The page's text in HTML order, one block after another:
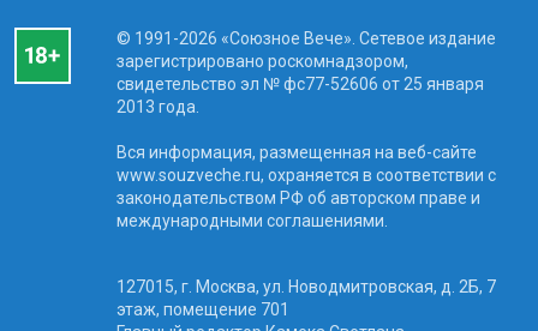
© 1991-2026 «Союзное Вече». Сетевое издание
зарегистрировано роскомнадзором,
свидетельство эл № фc77-52606 от 25 января
2013 года.
Вся информация, размещенная на веб-сайте
www.souzveche.ru, охраняется в соответствии с
законодательством РФ об авторском праве и
международными соглашениями.
127015, г. Москва, ул. Новодмитровская, д. 2Б, 7
этаж, помещение 701